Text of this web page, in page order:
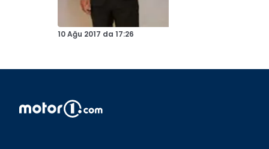
10 Ağu 2017 da 17:26